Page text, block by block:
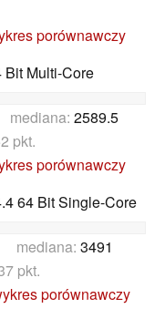
porównawczy
Bit Multi-Core
2589.5
pkt.
porównawczy
64 Bit Single-Core
mediana: 3491
pkt.
porównawczy